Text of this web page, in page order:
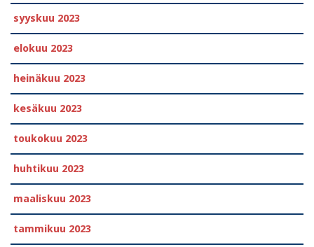
syyskuu 2023
elokuu 2023
heinäkuu 2023
kesäkuu 2023
toukokuu 2023
huhtikuu 2023
maaliskuu 2023
tammikuu 2023